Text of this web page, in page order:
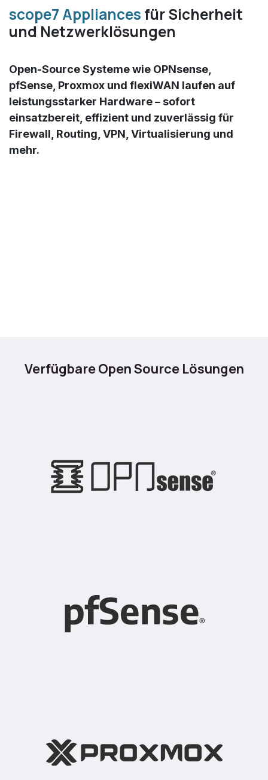
scope7 Appliances für Sicherheit
und Netzwerklösungen
Open-Source Systeme wie OPNsense,
pfSense, Proxmox und flexiWAN laufen auf
leistungsstarker Hardware – sofort
einsatzbereit, effizient und zuverlässig für
Firewall, Routing, VPN, Virtualisierung und
mehr.
Verfügbare Open Source Lösungen